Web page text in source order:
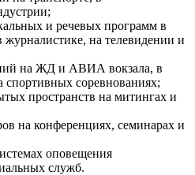
и речевых программ в
журналистике, на телевидении и
на ЖД и АВИА вокзала, в
спортивных соревнованиях;
пространств на митингах и
на конференциях, семинарах и
оповещения
служб.